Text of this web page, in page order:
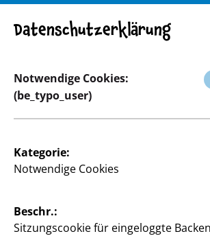
Datenschutzerklärung
Notwendige Cookies:
(be_typo_user)
Kategorie:
Notwendige Cookies
Beschr.:
Sitzungscookie für eingeloggte